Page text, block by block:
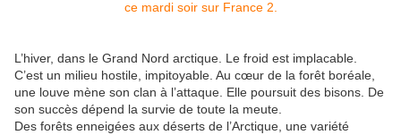
L’hiver, dans le Grand Nord arctique. Le froid est implacable.
C’est un milieu hostile, impitoyable. Au cœur de la forêt boréale,
une louve mène son clan à l’attaque. Elle poursuit des bisons. De
son succès dépend la survie de toute la meute.
Des forêts enneigées aux déserts de l’Arctique, une variété